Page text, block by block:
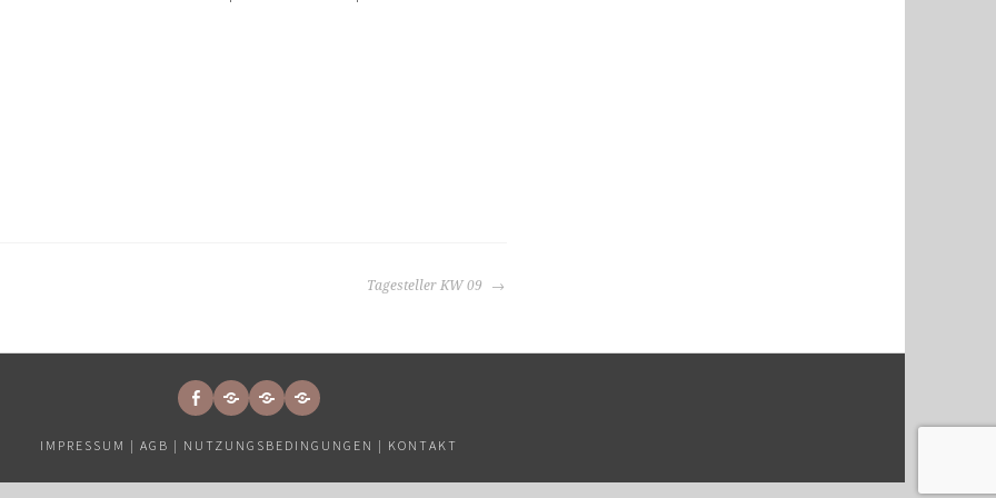
Tagesteller KW 09
EINSTELLUNGEN
DER
EINSTELLUNGEN
WIDERRUFEN
IMPRESSUM | AGB | NUTZUNGSBEDINGUNGEN | KONTAKT